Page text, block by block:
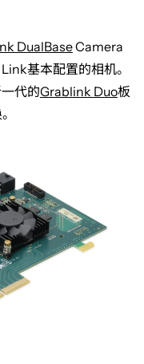
DualBaseCamera
基本配置的相机。
代的Grablink Duo板